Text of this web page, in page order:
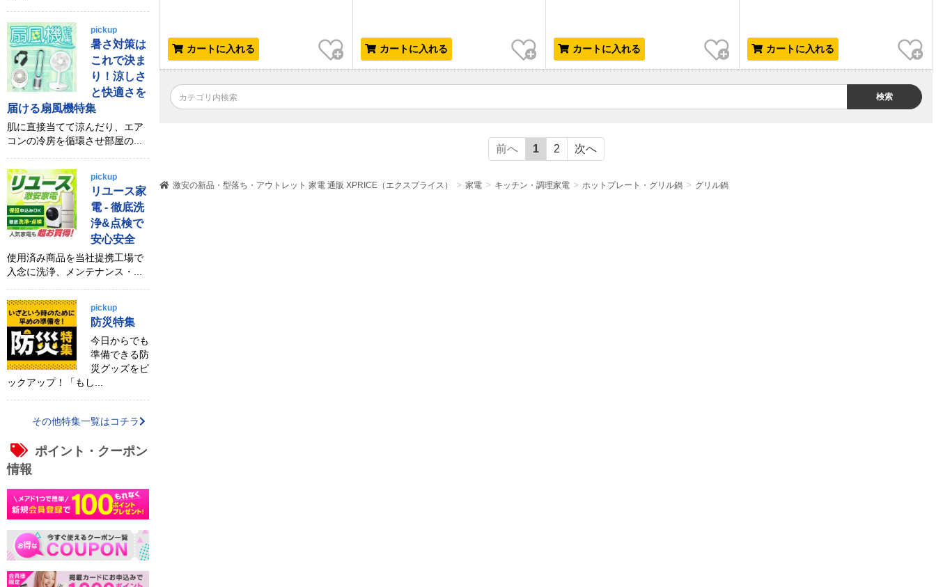
激安の新品・型落ち・アウトレット 家電 通販 XPRICE（エクスプライス） 家電 キッチン・調理家電 ホットプレート・グリル鍋 グリル鍋
カートに入れる
お気に入り
カートに入れる
お気に入り
カートに入れる
お気に入り
カートに入れる
お気に入り
検索
前へ 1 2 次へ
pickup
暑さ対策は
これで決ま
り！涼しさ
と快適さを
届ける扇風機特集
肌に直接当てて涼んだり、エア
コンの冷房を循環させ部屋の...
pickup
リユース家
電 - 徹底洗
浄&点検で
安心安全
使用済み商品を当社提携工場で
入念に洗浄、メンテナンス・...
pickup
防災特集
今日からでも
準備できる防
災グッズをピ
ックアップ！「もし...
その他特集一覧はコチラ
ポイント・クーポン
情報